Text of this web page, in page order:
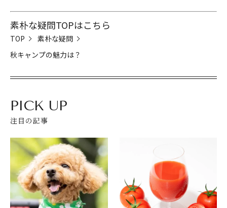
素朴な疑問TOPはこちら
TOP
素朴な疑問
秋キャンプの魅力は？
PICK UP
注目の記事